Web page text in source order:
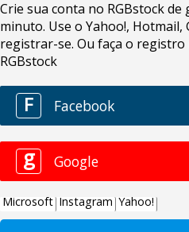
Crie sua conta no RGBstock de
minuto. Use o Yahoo!,
registrar-se. Ou faça o
RGBstock
F Facebook
g Google
Microsoft Instagram Yahoo!